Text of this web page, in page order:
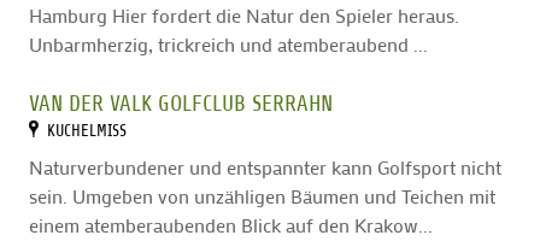
Hamburg Hier fordert die Natur den Spieler heraus.
Unbarmherzig, trickreich und atemberaubend ...
VAN DER VALK GOLFCLUB SERRAHN
KUCHELMISS
Naturverbundener und entspannter kann Golfsport nicht
sein. Umgeben von unzähligen Bäumen und Teichen mit
einem atemberaubenden Blick auf den Krakow...